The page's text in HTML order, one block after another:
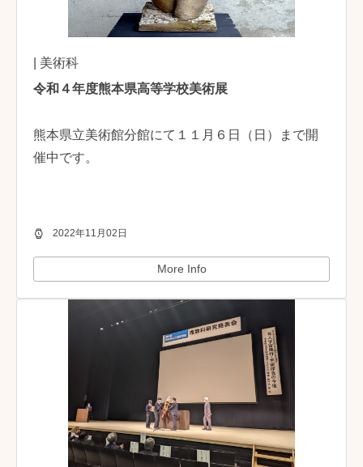
| 美術科
令和４年度熊本県高等学校美術展
熊本県立美術館分館にて１１月６日（日）まで開
催中です。
2022年11月02日
More Info